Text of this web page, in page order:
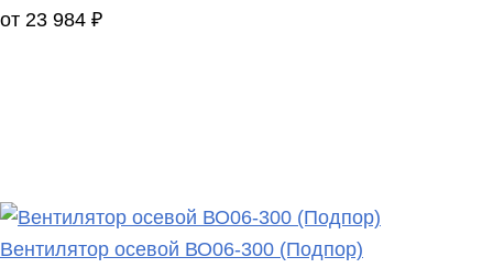
от 23 984 ₽
Вентилятор осевой ВО06-300 (Подпор)